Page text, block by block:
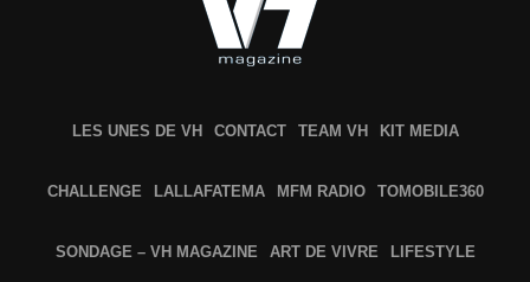
LES UNES DE VH CONTACT TEAM VH KIT MEDIA
CHALLENGE LALLAFATEMA MFM RADIO TOMOBILE360
SONDAGE – VH MAGAZINE ART DE VIVRE LIFESTYLE